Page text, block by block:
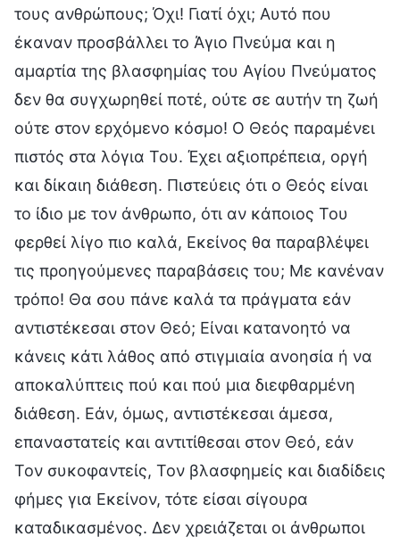
τους ανθρώπους; Όχι! Γιατί όχι; Αυτό που
έκαναν προσβάλλει το Άγιο Πνεύμα και η
αμαρτία της βλασφημίας του Αγίου Πνεύματος
δεν θα συγχωρηθεί ποτέ, ούτε σε αυτήν τη ζωή
ούτε στον ερχόμενο κόσμο! Ο Θεός παραμένει
πιστός στα λόγια Του. Έχει αξιοπρέπεια, οργή
και δίκαιη διάθεση. Πιστεύεις ότι ο Θεός είναι
το ίδιο με τον άνθρωπο, ότι αν κάποιος Του
φερθεί λίγο πιο καλά, Εκείνος θα παραβλέψει
τις προηγούμενες παραβάσεις του; Με κανέναν
τρόπο! Θα σου πάνε καλά τα πράγματα εάν
αντιστέκεσαι στον Θεό; Είναι κατανοητό να
κάνεις κάτι λάθος από στιγμιαία ανοησία ή να
αποκαλύπτεις πού και πού μια διεφθαρμένη
διάθεση. Εάν, όμως, αντιστέκεσαι άμεσα,
επαναστατείς και αντιτίθεσαι στον Θεό, εάν
Τον συκοφαντείς, Τον βλασφημείς και διαδίδεις
φήμες για Εκείνον, τότε είσαι σίγουρα
καταδικασμένος. Δεν χρειάζεται οι άνθρωποι